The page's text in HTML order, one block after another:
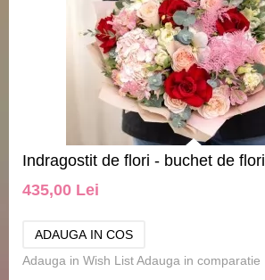
Indragostit de flori - buchet de flori
435,00 Lei
Adauga in Wish ListAdauga in comparatie